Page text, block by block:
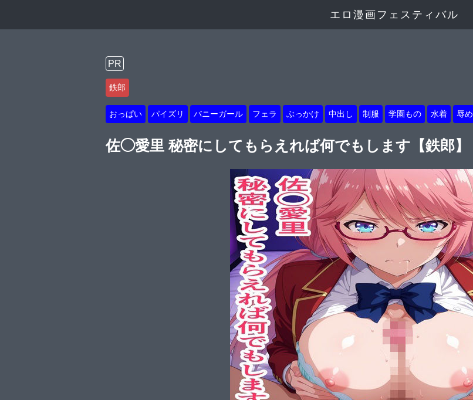
エロ漫画フェスティバル
PR
鉄郎
おっぱい パイズリ バニーガール フェラ ぶっかけ 中出し 制服 学園もの 水着 辱め
佐◯愛里 秘密にしてもらえれば何でもします【鉄郎】